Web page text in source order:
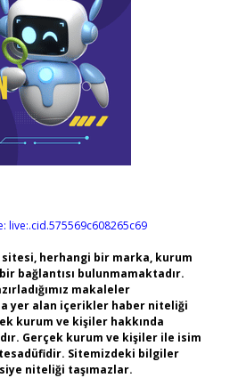
live:.cid.575569c608265c69
herhangi bir marka, kurum
bağlantısı bulunmamaktadır.
makaleler
yer alan içerikler haber niteliği
kurum ve kişiler hakkında
Gerçek kurum ve kişiler ile isim
Sitemizdeki bilgiler
niteliği taşımazlar.